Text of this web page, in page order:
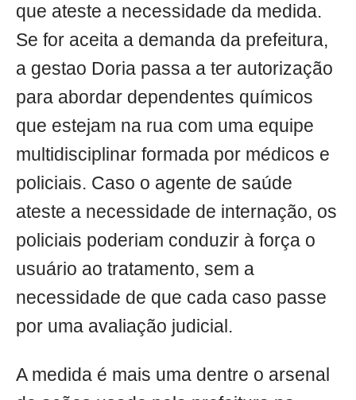
que ateste a necessidade da medida.
Se for aceita a demanda da prefeitura,
a gestao Doria passa a ter autorização
para abordar dependentes químicos
que estejam na rua com uma equipe
multidisciplinar formada por médicos e
policiais. Caso o agente de saúde
ateste a necessidade de internação, os
policiais poderiam conduzir à força o
usuário ao tratamento, sem a
necessidade de que cada caso passe
por uma avaliação judicial.
A medida é mais uma dentre o arsenal